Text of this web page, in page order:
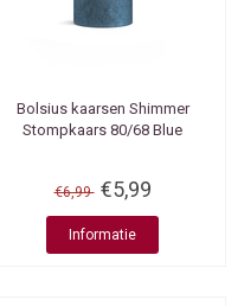
Bolsius kaarsen Shimmer
Stompkaars 80/68 Blue
€6,99 €5,99
Informatie